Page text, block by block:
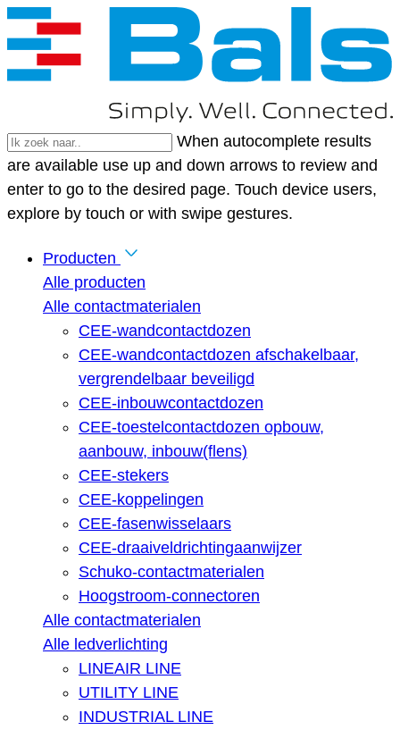
When autocomplete results
are available use up and down arrows to review and
enter to go to the desired page. Touch device users,
explore by touch or with swipe gestures.
Producten
Alle producten
Alle contactmaterialen
CEE-wandcontactdozen
CEE-wandcontactdozen afschakelbaar,
vergrendelbaar beveiligd
CEE-inbouwcontactdozen
CEE-toestelcontactdozen opbouw,
aanbouw, inbouw(flens)
CEE-stekers
CEE-koppelingen
CEE-fasenwisselaars
CEE-draaiveldrichtingaanwijzer
Schuko-contactmaterialen
Hoogstroom-connectoren
Alle contactmaterialen
Alle ledverlichting
LINEAIR LINE
UTILITY LINE
INDUSTRIAL LINE